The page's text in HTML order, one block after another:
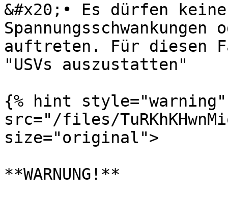
&#x20;• Es dürfen
auftreten. Für diesen
"USVs auszustatten"
{% hint style="warning"
src="/files/
size="original">
**WARNUNG!**